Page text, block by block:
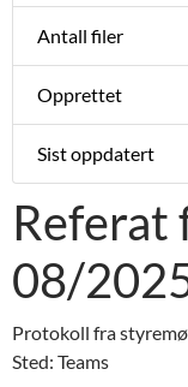
Antall filer
Opprettet
Sist oppdatert
Referat
08/
Protokoll fra
Sted: Teams